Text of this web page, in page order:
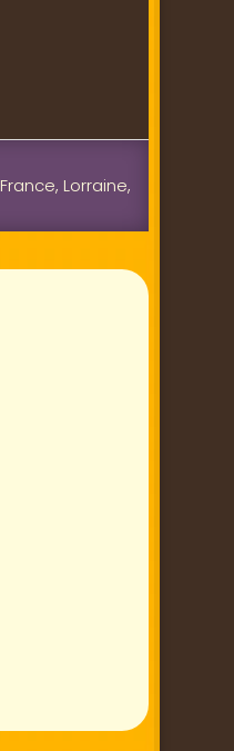
France, Lorraine,